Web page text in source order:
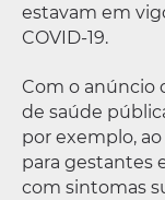
estavam em
COVID-19.
Com o anúncio
de saúde
por exemplo,
para gestantes
com sintomas